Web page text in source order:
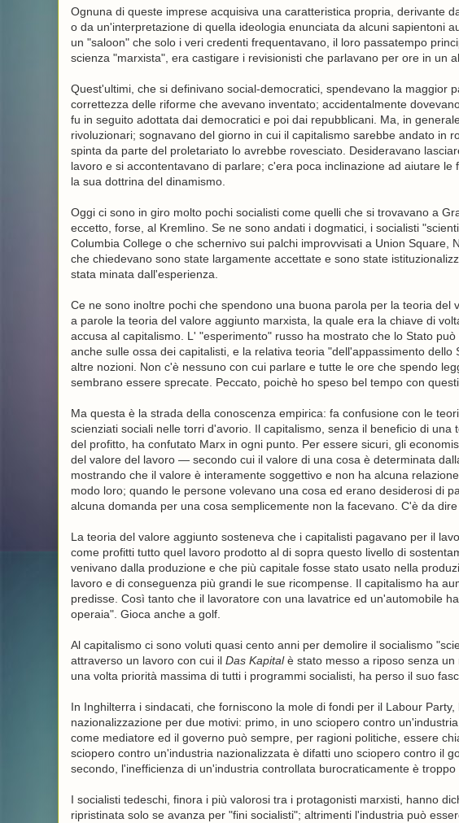
Ognuna di queste imprese acquisiva una caratteristica propria, derivante
o da un'interpretazione di quella ideologia enunciata da alcuni sapientoni
un "saloon" che solo i veri credenti frequentavano, il loro passatempo
scienza "marxista", era castigare i revisionisti che parlavano per ore in un
Quest'ultimi, che si definivano social-democratici, spendevano la maggior
correttezza delle riforme che avevano inventato; accidentalmente
fu in seguito adottata dai democratici e poi dai repubblicani. Ma, in
rivoluzionari; sognavano del giorno in cui il capitalismo sarebbe andato in
spinta da parte del proletariato lo avrebbe rovesciato. Desideravano
lavoro e si accontentavano di parlare; c'era poca inclinazione ad aiutare
la sua dottrina del dinamismo.
Oggi ci sono in giro molto pochi socialisti come quelli che si trovavano a
eccetto, forse, al Kremlino. Se ne sono andati i dogmatici, i socialisti
Columbia College o che schernivo sui palchi improvvisati a Union Square,
che chiedevano sono state largamente accettate e sono state
stata minata dall'esperienza.
Ce ne sono inoltre pochi che spendono una buona parola per la teoria
a parole la teoria del valore aggiunto marxista, la quale era la chiave di
accusa al capitalismo. L' "esperimento" russo ha mostrato che lo Stato
anche sulle ossa dei capitalisti, e la relativa teoria "dell'appassimento
altre nozioni. Non c'è nessuno con cui parlare e tutte le ore che spendo
sembrano essere sprecate. Peccato, poichè ho speso bel tempo con questi
Ma questa è la strada della conoscenza empirica: fa confusione con le
scienziati sociali nelle torri d'avorio. Il capitalismo, senza il beneficio di
del profitto, ha confutato Marx in ogni punto. Per essere sicuri, gli
del valore del lavoro — secondo cui il valore di una cosa è determinata
mostrando che il valore è interamente soggettivo e non ha alcuna
modo loro; quando le persone volevano una cosa ed erano desiderosi di
alcuna domanda per una cosa semplicemente non la facevano. C'è da
La teoria del valore aggiunto sosteneva che i capitalisti pagavano per il
come profitti tutto quel lavoro prodotto al di sopra questo livello di
venivano dalla produzione e che più capitale fosse stato usato nella
lavoro e di conseguenza più grandi le sue ricompense. Il capitalismo ha
predisse. Così tanto che il lavoratore con una lavatrice ed un'automobile
operaia". Gioca anche a golf.
Al capitalismo ci sono voluti quasi cento anni per demolire il socialismo
attraverso un lavoro con cui il Das Kapitalè stato messo a riposo senza un
una volta priorità massima di tutti i programmi socialisti, ha perso il suo
In Inghilterra i sindacati, che forniscono la mole di fondi per il Labour
nazionalizzazione per due motivi: primo, in uno sciopero contro
come mediatore ed il governo può sempre, per ragioni politiche, essere
sciopero contro un'industria nazionalizzata è difatti uno sciopero contro il
secondo, l'inefficienza di un'industria controllata burocraticamente è
I socialisti tedeschi, finora i più valorosi tra i protagonisti marxisti, hanno
ripristinata solo se avanza per "fini socialisti"; altrimenti l'industria può